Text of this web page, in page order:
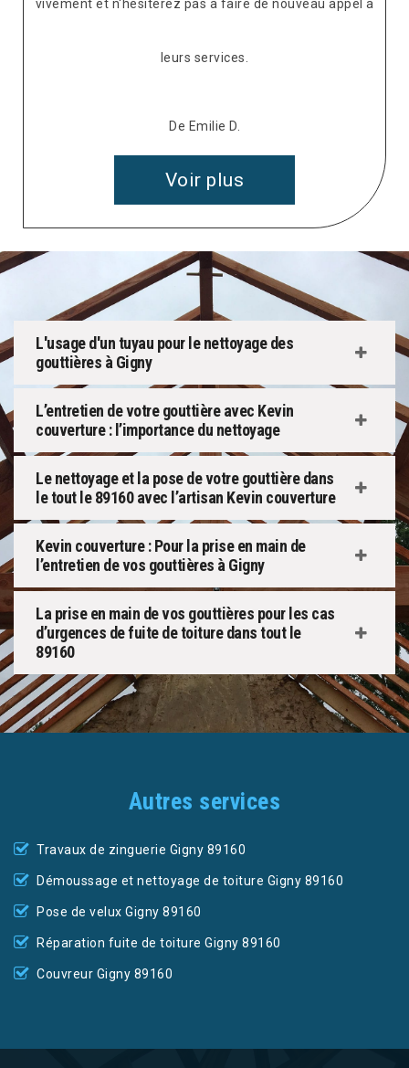
vivement et n'hésiterez pas à faire de nouveau appel à
leurs services.
De Emilie D.
Voir plus
L'usage d'un tuyau pour le nettoyage des
gouttières à Gigny
L’entretien de votre gouttière avec Kevin
couverture : l’importance du nettoyage
Le nettoyage et la pose de votre gouttière dans
le tout le 89160 avec l’artisan Kevin couverture
Kevin couverture : Pour la prise en main de
l’entretien de vos gouttières à Gigny
La prise en main de vos gouttières pour les cas
d’urgences de fuite de toiture dans tout le
89160
Autres services
Travaux de zinguerie Gigny 89160
Démoussage et nettoyage de toiture Gigny 89160
Pose de velux Gigny 89160
Réparation fuite de toiture Gigny 89160
Couvreur Gigny 89160